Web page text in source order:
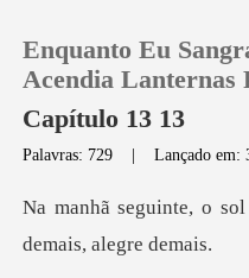
Loja
Enquanto Eu
Acendia Lanternas
Capítulo 13 13
Palavras: 729 |Lançado em: